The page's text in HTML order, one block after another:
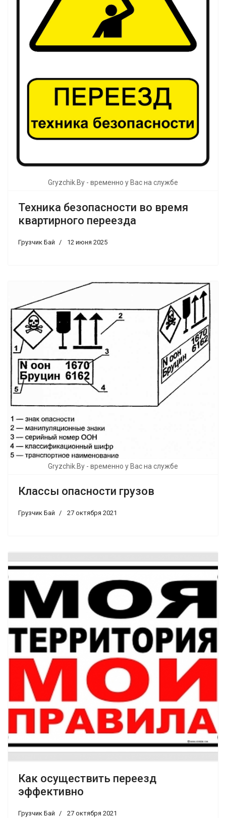
Gryzchik.By - временно у Вас на службе
Техника безопасности во время
квартирного переезда
Грузчик Бай 12 июня 2025
Gryzchik.By - временно у Вас на службе
Классы опасности грузов
Грузчик Бай 27 октября 2021
Как осуществить переезд
эффективно
Грузчик Бай 27 октября 2021